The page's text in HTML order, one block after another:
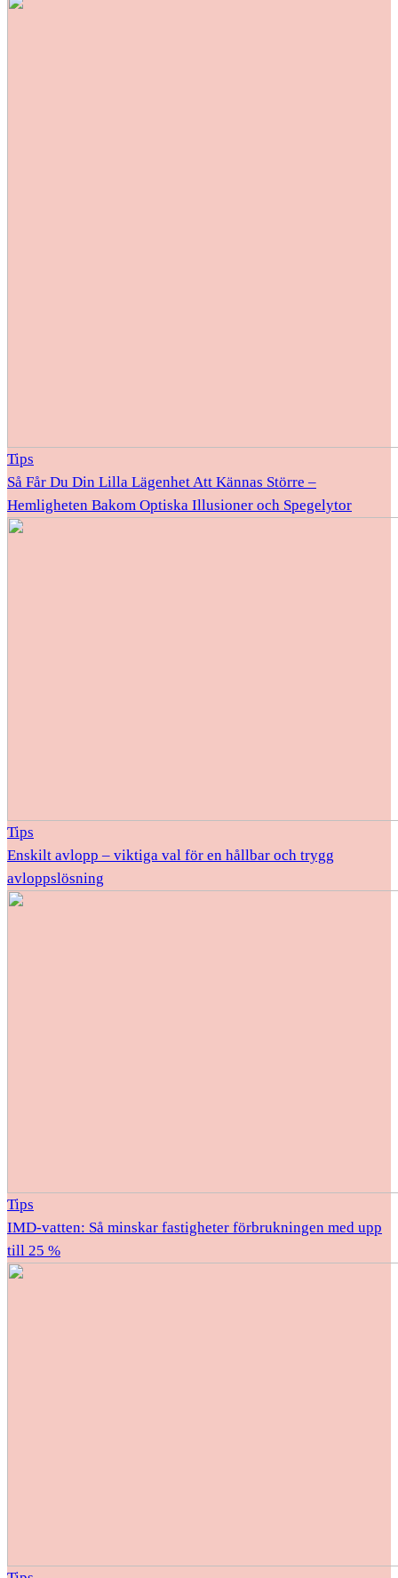
Tips
Så Får Du Din Lilla Lägenhet Att Kännas Större –
Hemligheten Bakom Optiska Illusioner och Spegelytor
Tips
Enskilt avlopp – viktiga val för en hållbar och trygg
avloppslösning
Tips
IMD-vatten: Så minskar fastigheter förbrukningen med upp
till 25 %